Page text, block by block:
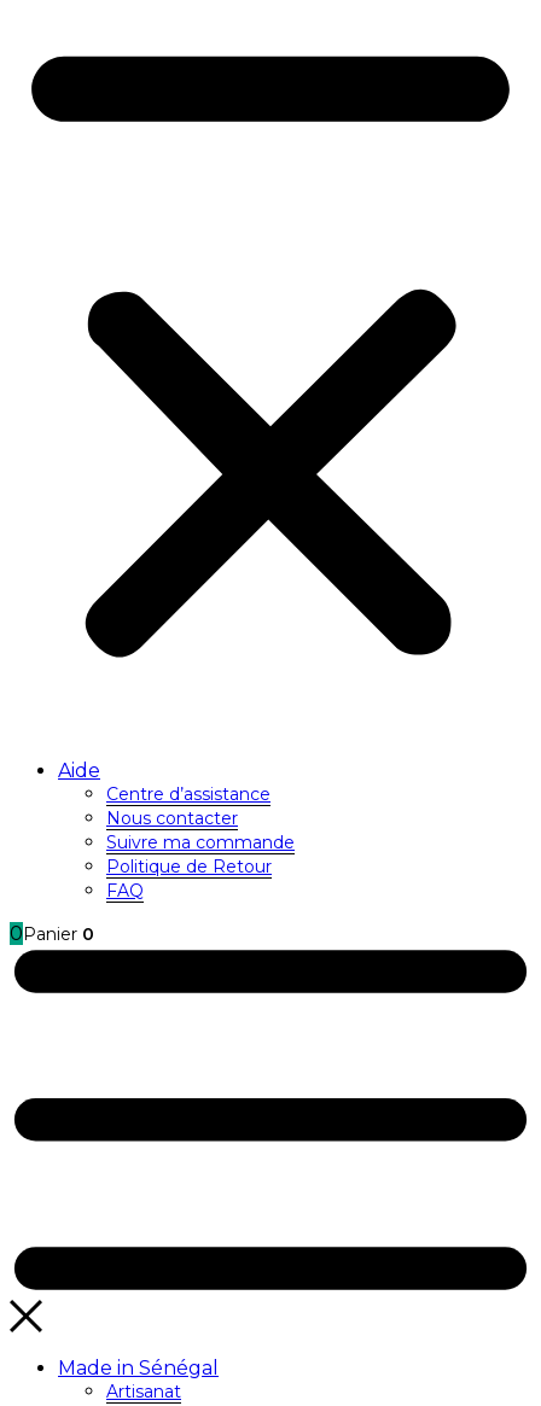
Aide
Centre d’assistance
Nous contacter
Suivre ma commande
Politique de Retour
FAQ
0 Panier 0
Made in Sénégal
Artisanat